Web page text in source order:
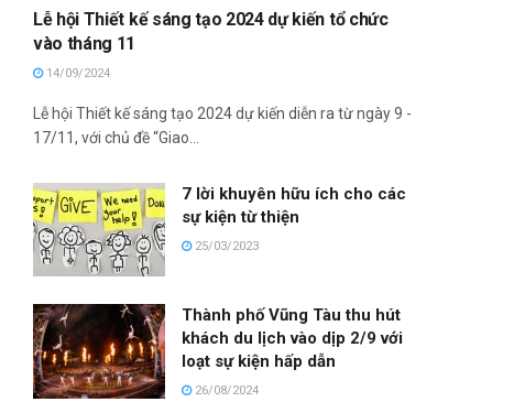
Lễ hội Thiết kế sáng tạo 2024 dự kiến tổ chức
vào tháng 11
14/09/2024
Lễ hội Thiết kế sáng tạo 2024 dự kiến diễn ra từ ngày 9 -
17/11, với chủ đề “Giao...
7 lời khuyên hữu ích cho các
sự kiện từ thiện
25/03/2023
Thành phố Vũng Tàu thu hút
khách du lịch vào dịp 2/9 với
loạt sự kiện hấp dẫn
26/08/2024